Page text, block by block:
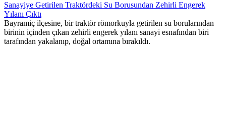
Sanayiye Getirilen Traktördeki Su Borusundan Zehirli Engerek
Yılanı Çıktı
Bayramiç ilçesine, bir traktör römorkuyla getirilen su borularından
birinin içinden çıkan zehirli engerek yılanı sanayi esnafından biri
tarafından yakalanıp, doğal ortamına bırakıldı.